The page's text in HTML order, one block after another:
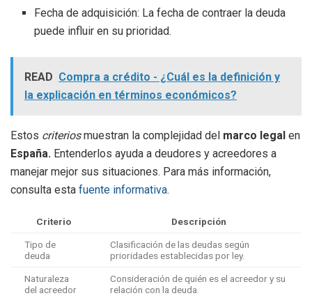
Fecha de adquisición: La fecha de contraer la deuda
puede influir en su prioridad.
READ Compra a crédito - ¿Cuál es la definición y
la explicación en términos económicos?
Estos criteriosmuestran la complejidad del marco legal en
España. Entenderlos ayuda a deudores y acreedores a
manejar mejor sus situaciones. Para más información,
consulta esta fuente informativa.
Criterio Descripción
Tipo de
deuda
Clasificación de las deudas según
prioridades establecidas por ley.
Naturaleza
del acreedor
Consideración de quién es el acreedor y su
relación con la deuda.